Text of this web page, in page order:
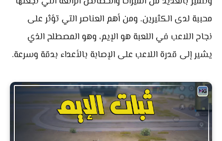
محببة لدى الكثيرين. ومن أهم العناصر التي تؤثر على
نجاح اللاعب في اللعبة هو الإيم، وهو المصطلح الذي
يشير إلى قدرة اللاعب على الإصابة بالأعداء بدقة وسرعة.